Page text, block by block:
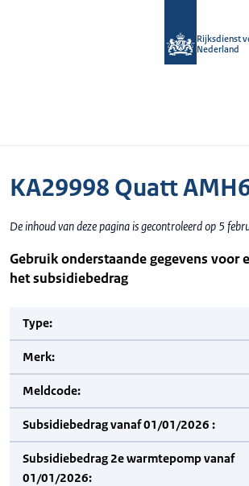
Rijksdienst
Nederland
KA29998 Quatt
De inhoud van deze pagina is gecontroleerd op 5
Gebruik onderstaande gegevens voor
het subsidiebedrag
Type:
Merk:
Meldcode:
Subsidiebedrag vanaf 01/01/2026 :
Subsidiebedrag 2e warmtepomp vanaf
01/01/2026: